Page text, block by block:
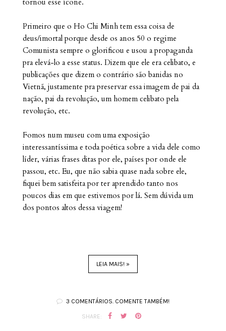
Primeiro que o Ho Chi Minh tem essa coisa de
deus/imortal porque desde os anos 50 o regime
Comunista sempre o glorificou e usou a propaganda
pra elevá-lo a esse status. Dizem que ele era celibato, e
publicações que dizem o contrário são banidas no
Vietnã, justamente pra preservar essa imagem de pai da
nação, pai da revolução, um homem celibato pela
revolução, etc.
Fomos num museu com uma exposição
interessantíssima e toda poética sobre a vida dele como
líder, várias frases ditas por ele, países por onde ele
passou, etc. Eu, que não sabia quase nada sobre ele,
fiquei bem satisfeita por ter aprendido tanto nos
poucos dias em que estivemos por lá. Sem dúvida um
dos pontos altos dessa viagem!
LEIA MAIS! »
3 COMENTÁRIOS. COMENTE TAMBÉM!
SHARE: